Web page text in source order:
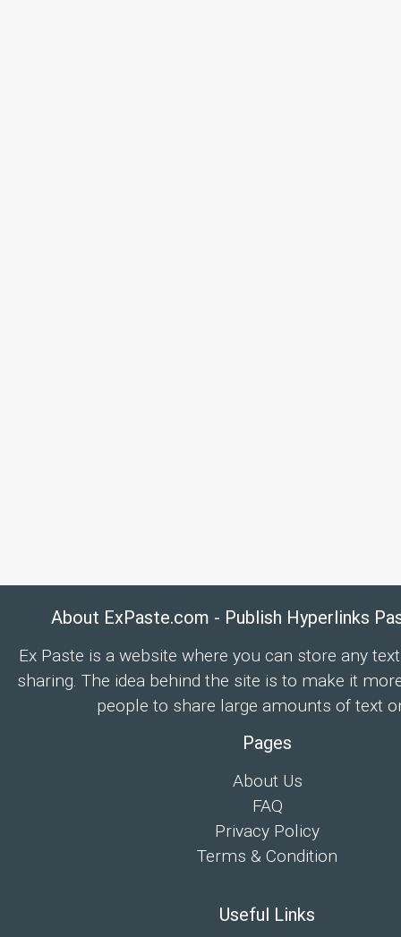
About ExPaste.com - Publish Hyperlinks
Ex Paste is a website where you can store any
sharing. The idea behind the site is to make it
people to share large amounts of text
Pages
About Us
FAQ
Privacy Policy
Terms & Condition
Useful Links